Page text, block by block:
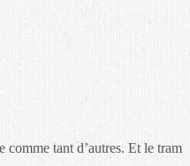
comme tant d’autres. Et le tram